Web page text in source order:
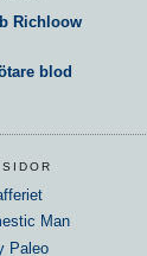
Richloow
blod
Man
Paleo